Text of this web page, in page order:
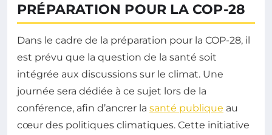
PRÉPARATION POUR LA COP-28
Dans le cadre de la préparation pour la COP-28, il
est prévu que la question de la santé soit
intégrée aux discussions sur le climat. Une
journée sera dédiée à ce sujet lors de la
conférence, afin d’ancrer la santé publique au
cœur des politiques climatiques. Cette initiative